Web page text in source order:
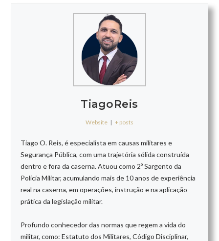
TiagoReis
Website | + posts
Tiago O. Reis, é especialista em causas militares e
Segurança Pública, com uma trajetória sólida construída
dentro e fora da caserna. Atuou como 2º Sargento da
Polícia Militar, acumulando mais de 10 anos de experiência
real na caserna, em operações, instrução e na aplicação
prática da legislação militar.
Profundo conhecedor das normas que regem a vida do
militar, como: Estatuto dos Militares, Código Disciplinar,